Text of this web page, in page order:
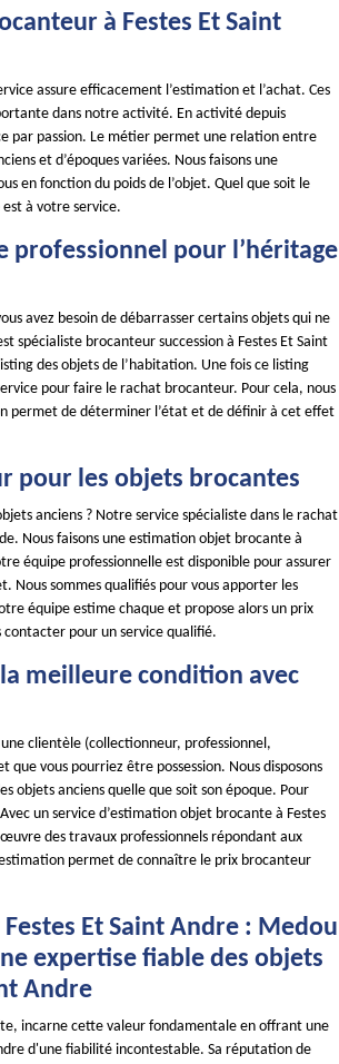
à Festes Et Saint
assure efficacement l’estimation et l’achat. Ces
dans notre activité. En activité depuis
par passion. Le métier permet une relation entre
et d’époques variées. Nous faisons une
en fonction du poids de l’objet. Quel que soit le
à votre service.
professionnel pour l’héritage
avez besoin de débarrasser certains objets qui ne
spécialiste brocanteur succession à Festes Et Saint
des objets de l’habitation. Une fois ce listing
pour faire le rachat brocanteur. Pour cela, nous
permet de déterminer l’état et de définir à cet effet
pour les objets brocantes
anciens ? Notre service spécialiste dans le rachat
Nous faisons une estimation objet brocante à
équipe professionnelle est disponible pour assurer
Nous sommes qualifiés pour vous apporter les
équipe estime chaque et propose alors un prix
contacter pour un service qualifié.
meilleure condition avec
clientèle (collectionneur, professionnel,
vous pourriez être possession. Nous disposons
objets anciens quelle que soit son époque. Pour
un service d’estimation objet brocante à Festes
des travaux professionnels répondant aux
permet de connaître le prix brocanteur
Et Saint Andre : Medou
expertise fiable des objets
Andre
incarne cette valeur fondamentale en offrant une
d'une fiabilité incontestable. Sa réputation de